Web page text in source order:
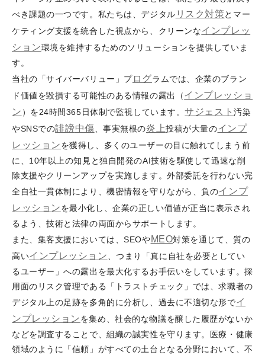
べき課題の一つです。私たちは、デジタル リスク対策とマー
ケティング支援を統合した視点から、クリーンなインプレッ
ション環境を維持するためのソリューションを提供していま
す。
当社の「サイバーバリュー」プログラムでは、企業のブラン
ド価値を毀損する可能性のある情報の露出（インプレッショ
ン ）を24時間365日体制で監視しています。サジェスト汚染
やSNSでの誹謗中傷、事実無根の炎上投稿が大量のインプ
レッションを獲得し、多くのユーザーの目に触れてしまう前
に、10年以上の知見と独自開発のAI技術を駆使して迅速な削
除支援やクリーンアップを実施します。外部委託を行わない完
全自社一貫体制により、機密情報を守りながら、負のインプ
レッションを最小化し、企業の正しい価値が正当に表示され
るよう、技術と法律の両面からサポートします。
また、集客支援においては、SEOやMEO対策を通じて、質の
高いインプレッション、つまり「真に自社を必要としてい
るユーザー」への露出を最大化するお手伝いをしています。採
用面のリスク管理である「トラストチェック」では、求職者の
デジタル上の足跡を多角的に分析し、過去に不適切な形でイ
ンプレッションを集め、社会的な物議を醸した履歴がないか
などを調査することで、組織の誠実性を守ります。医療・健康
領域のように「信頼」がすべての土台となる分野において、不